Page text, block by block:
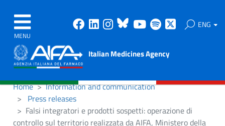
MENU
Facebook
Linkedin
Instagram
Bluesky
Youtube
Spotify ENG
Italian Medicines Agency
Home
Information and communication
Press releases
Falsi integratori e prodotti sospetti: operazione di
controllo sul territorio realizzata da AIFA, Ministero della